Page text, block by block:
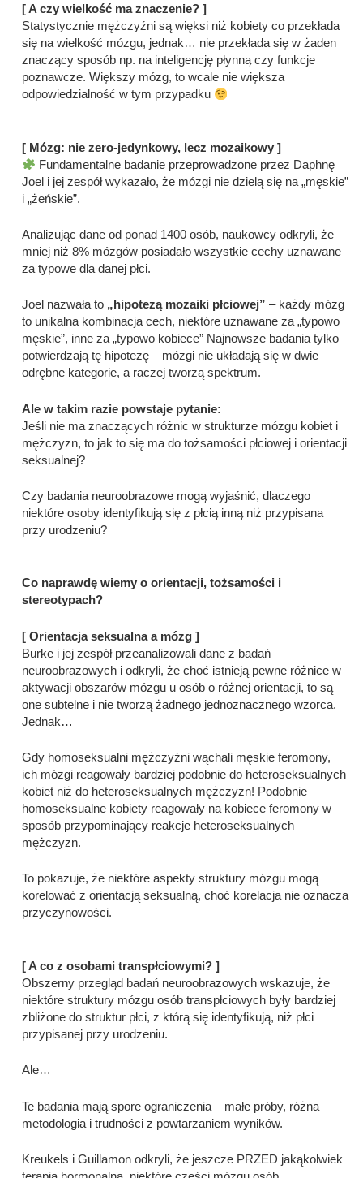
[ A czy wielkość ma znaczenie? ]
Statystycznie mężczyźni są więksi niż kobiety co przekłada
się na wielkość mózgu, jednak… nie przekłada się w żaden
znaczący sposób np. na inteligencję płynną czy funkcje
poznawcze. Większy mózg, to wcale nie większa
odpowiedzialność w tym przypadku
[ Mózg: nie zero-jedynkowy, lecz mozaikowy ]
Fundamentalne badanie przeprowadzone przez Daphnę
Joel i jej zespół wykazało, że mózgi nie dzielą się na „męskie”
i „żeńskie”.
Analizując dane od ponad 1400 osób, naukowcy odkryli, że
mniej niż 8% mózgów posiadało wszystkie cechy uznawane
za typowe dla danej płci.
Joel nazwała to „hipotezą mozaiki płciowej” – każdy mózg
to unikalna kombinacja cech, niektóre uznawane za „typowo
męskie”, inne za „typowo kobiece” Najnowsze badania tylko
potwierdzają tę hipotezę – mózgi nie układają się w dwie
odrębne kategorie, a raczej tworzą spektrum.
Ale w takim razie powstaje pytanie:
Jeśli nie ma znaczących różnic w strukturze mózgu kobiet i
mężczyzn, to jak to się ma do tożsamości płciowej i orientacji
seksualnej?
Czy badania neuroobrazowe mogą wyjaśnić, dlaczego
niektóre osoby identyfikują się z płcią inną niż przypisana
przy urodzeniu?
Co naprawdę wiemy o orientacji, tożsamości i
stereotypach?
[ Orientacja seksualna a mózg ]
Burke i jej zespół przeanalizowali dane z badań
neuroobrazowych i odkryli, że choć istnieją pewne różnice w
aktywacji obszarów mózgu u osób o różnej orientacji, to są
one subtelne i nie tworzą żadnego jednoznacznego wzorca.
Jednak…
Gdy homoseksualni mężczyźni wąchali męskie feromony,
ich mózgi reagowały bardziej podobnie do heteroseksualnych
kobiet niż do heteroseksualnych mężczyzn! Podobnie
homoseksualne kobiety reagowały na kobiece feromony w
sposób przypominający reakcje heteroseksualnych
mężczyzn.
To pokazuje, że niektóre aspekty struktury mózgu mogą
korelować z orientacją seksualną, choć korelacja nie oznacza
przyczynowości.
[ A co z osobami transpłciowymi? ]
Obszerny przegląd badań neuroobrazowych wskazuje, że
niektóre struktury mózgu osób transpłciowych były bardziej
zbliżone do struktur płci, z którą się identyfikują, niż płci
przypisanej przy urodzeniu.
Ale…
Te badania mają spore ograniczenia – małe próby, różna
metodologia i trudności z powtarzaniem wyników.
Kreukels i Guillamon odkryli, że jeszcze PRZED jakąkolwiek